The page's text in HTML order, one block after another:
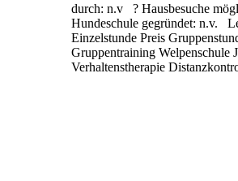
durch: n.v ? Hausbesuche
Hundeschule gegründet: n.v.
Einzelstunde Preis
Gruppentraining Welpenschule
Verhaltenstherapie